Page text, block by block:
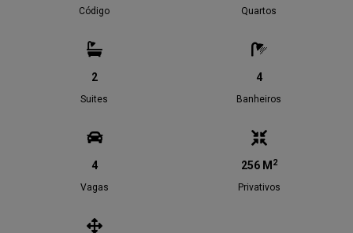
Código Quartos
2
Suites
4
Banheiros
4
Vagas
256 M 2
Privativos